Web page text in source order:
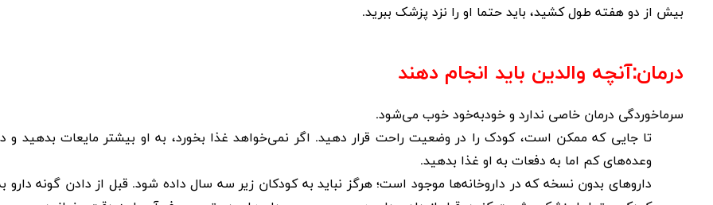
بیش از دو هفته طول کشید، باید حتما او را نزد پزشک ببرید.
درمان:آنچه والدین باید انجام دهند
سرماخوردگی درمان خاصی ندارد و خودبه‌خود خوب می‌شود.
تا جایی که ممکن است، کودک را در وضعیت راحت قرار دهید. اگر نمی‌خواهد غذا بخورد، به او بیشتر مایعات بدهید و
وعده‌های کم اما به دفعات به او غذا بدهید.
داروهای بدون نسخه که در داروخانه‌ها موجود است؛ هرگز نباید به کودکان زیر سه سال داده شود. قبل از دادن گونه دارو